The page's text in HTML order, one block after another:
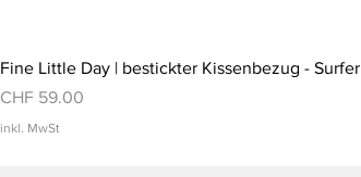
Fine Little Day | bestickter Kissenbezug - Surfer
Preis
CHF 59.00
inkl. MwSt